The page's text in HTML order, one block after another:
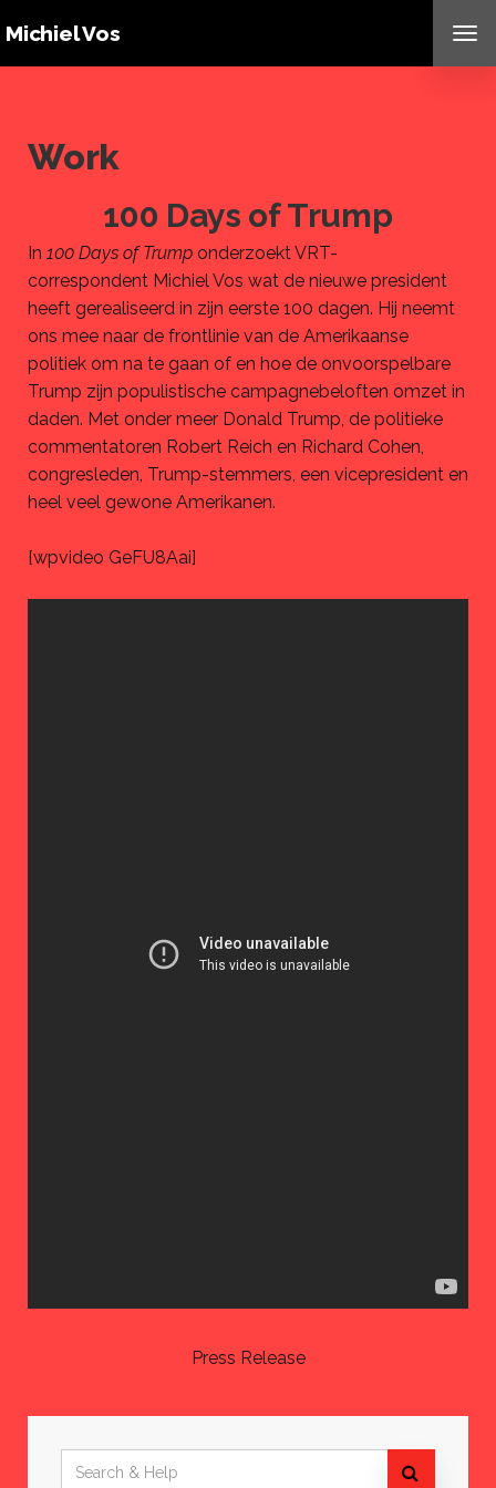
Michiel Vos
Work
100 Days of Trump
In 100 Days of Trump onderzoekt VRT-
correspondent Michiel Vos wat de nieuwe president
heeft gerealiseerd in zijn eerste 100 dagen. Hij neemt
ons mee naar de frontlinie van de Amerikaanse
politiek om na te gaan of en hoe de onvoorspelbare
Trump zijn populistische campagnebeloften omzet in
daden. Met onder meer Donald Trump, de politieke
commentatoren Robert Reich en Richard Cohen,
congresleden, Trump-stemmers, een vicepresident en
heel veel gewone Amerikanen.
[wpvideo GeFU8Aai]
Press Release
for: